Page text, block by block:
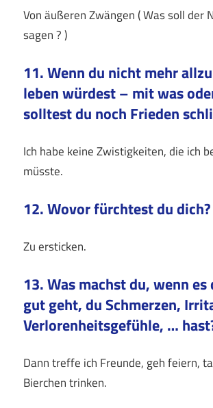
Von äußeren Zwängen ( Was soll der
sagen ? )
11. Wenn du nicht mehr
leben würdest – mit was
solltest du noch Frieden
Ich habe keine Zwistigkeiten, die ich
müsste.
12. Wovor fürchtest du dich?
Zu ersticken.
13. Was machst du, wenn
gut geht, du Schmerzen,
Verlorenheitsgefühle, …
Dann treffe ich Freunde, geh feiern,
Bierchen trinken.